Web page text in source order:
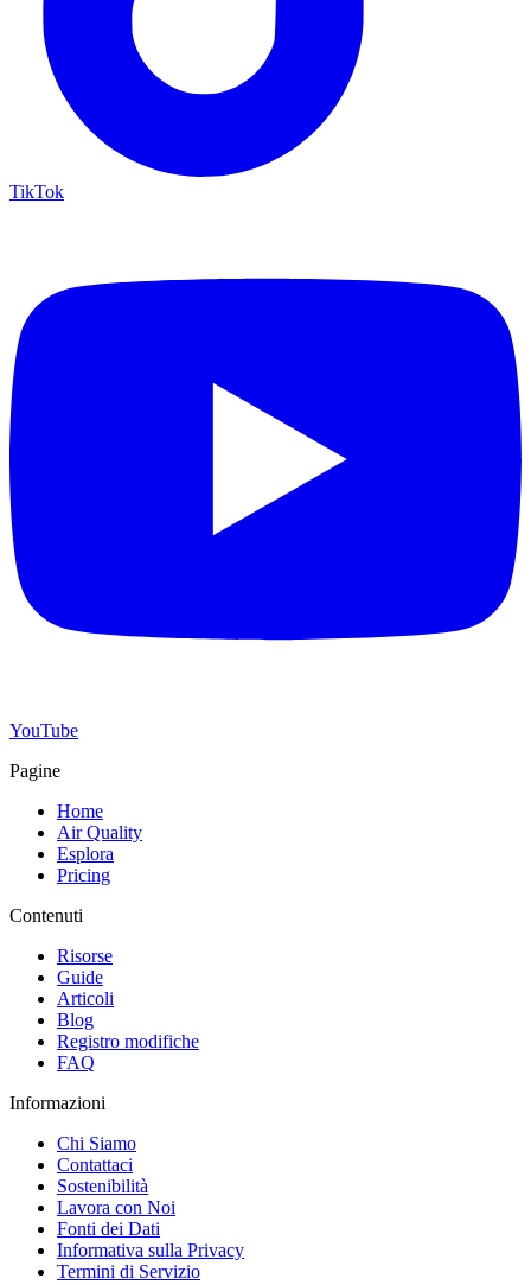
TikTok
YouTube
Pagine
Home
Air Quality
Esplora
Pricing
Contenuti
Risorse
Guide
Articoli
Blog
Registro modifiche
FAQ
Informazioni
Chi Siamo
Contattaci
Sostenibilità
Lavora con Noi
Fonti dei Dati
Informativa sulla Privacy
Termini di Servizio